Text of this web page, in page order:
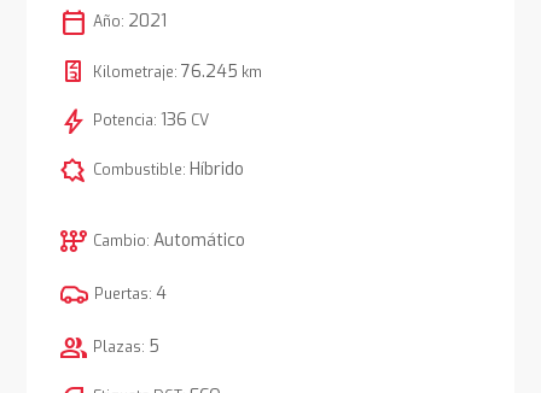
calendar_today Año: 2021
Kilometraje: 76.245 km
bolt Potencia: 136 CV
comic_bubble Combustible: Híbrido
auto_transmission Cambio: Automático
Puertas: 4
group Plazas: 5